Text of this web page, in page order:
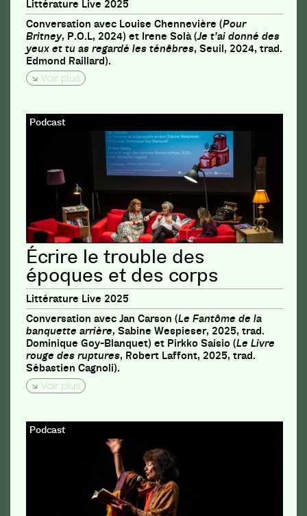
Littérature Live 2025
Conversation avec Louise Chennevière (Pour
Britney, P.O.L, 2024) et Irene Solà (Je t’ai donné des
yeux et tu as regardé les ténêbres, Seuil, 2024, trad.
Edmond Raillard).
Voir plus
Podcast
Écrire le trouble des
époques et des corps
Littérature Live 2025
Conversation avec Jan Carson (Le Fantôme de la
banquette arrière, Sabine Wespieser, 2025, trad.
Dominique Goy-Blanquet) et Pirkko Saisio (Le Livre
rouge des ruptures, Robert Laffont, 2025, trad.
Sébastien Cagnoli).
Voir plus
Podcast